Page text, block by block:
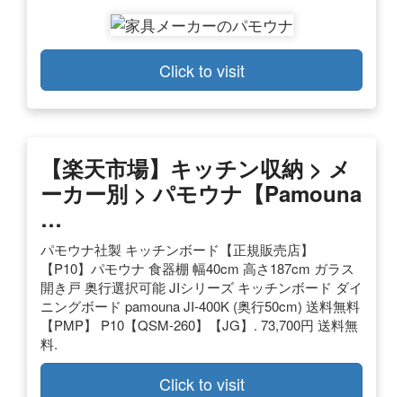
Click to visit
【楽天市場】キッチン収納 > メ
ーカー別 > パモウナ【pamouna
…
パモウナ社製 キッチンボード【正規販売店】
【P10】パモウナ 食器棚 幅40cm 高さ187cm ガラス
開き戸 奥行選択可能 JIシリーズ キッチンボード ダイ
ニングボード pamouna JI-400K (奥行50cm) 送料無料
【PMP】 P10【QSM-260】【JG】. 73,700円 送料無
料.
Click to visit